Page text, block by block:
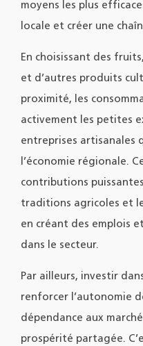
moyens les plus
locale et créer une
En choisissant des
et d’autres produits
proximité, les
activement les petites
entreprises artisanales
l’économie régionale.
contributions
traditions agricoles et
en créant des emplois
dans le secteur.
Par ailleurs, investir
renforcer l’autonomie
dépendance aux
prospérité partagée.